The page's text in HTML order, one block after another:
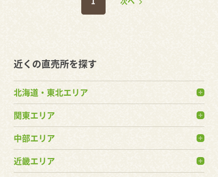
近くの直売所を探す
北海道・東北エリア
関東エリア
中部エリア
近畿エリア